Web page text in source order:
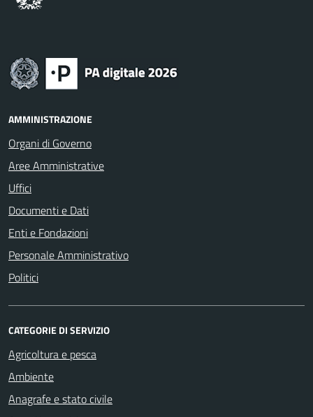
AMMINISTRAZIONE
Organi di Governo
Aree Amministrative
Uffici
Documenti e Dati
Enti e Fondazioni
Personale Amministrativo
Politici
CATEGORIE DI SERVIZIO
Agricoltura e pesca
Ambiente
Anagrafe e stato civile